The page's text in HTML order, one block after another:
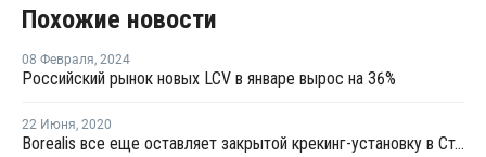
Похожие новости
08 Февраля, 2024
Российский рынок новых LCV в январе вырос на 36%
22 Июня, 2020
Borealis все еще оставляет закрытой крекинг-установку в Стенунгсунде